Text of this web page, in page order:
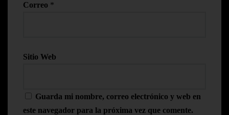
Correo *
Sitio Web
Guarda mi nombre, correo electrónico y web en
este navegador para la próxima vez que comente.